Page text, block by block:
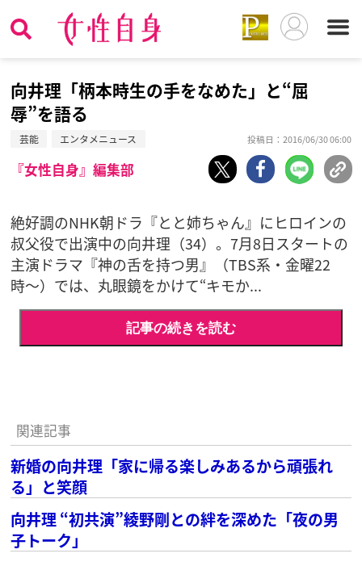
向井理「柄本時生の手をなめた」と“屈
辱”を語る
芸能 エンタメニュース 投稿日：2016/06/30 06:00
『女性自身』編集部
絶好調のNHK朝ドラ『とと姉ちゃん』にヒロインの
叔父役で出演中の向井理（34）。7月8日スタートの
主演ドラマ『神の舌を持つ男』（TBS系・金曜22
時〜）では、丸眼鏡をかけて“キモか...
記事の続きを読む
関連記事
新婚の向井理「家に帰る楽しみあるから頑張れ
る」と笑顔
向井理 “初共演”綾野剛との絆を深めた「夜の男
子トーク」